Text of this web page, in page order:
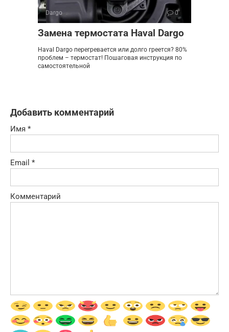
Dargo 0
Замена термостата Haval Dargo
Haval Dargo перегревается или долго греется? 80%
проблем – термостат! Пошаговая инструкция по
самостоятельной
Добавить комментарий
Имя *
Email *
Комментарий